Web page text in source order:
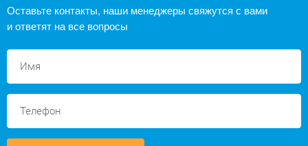
Оставьте контакты, наши менеджеры свяжутся с вами
и ответят на все вопросы